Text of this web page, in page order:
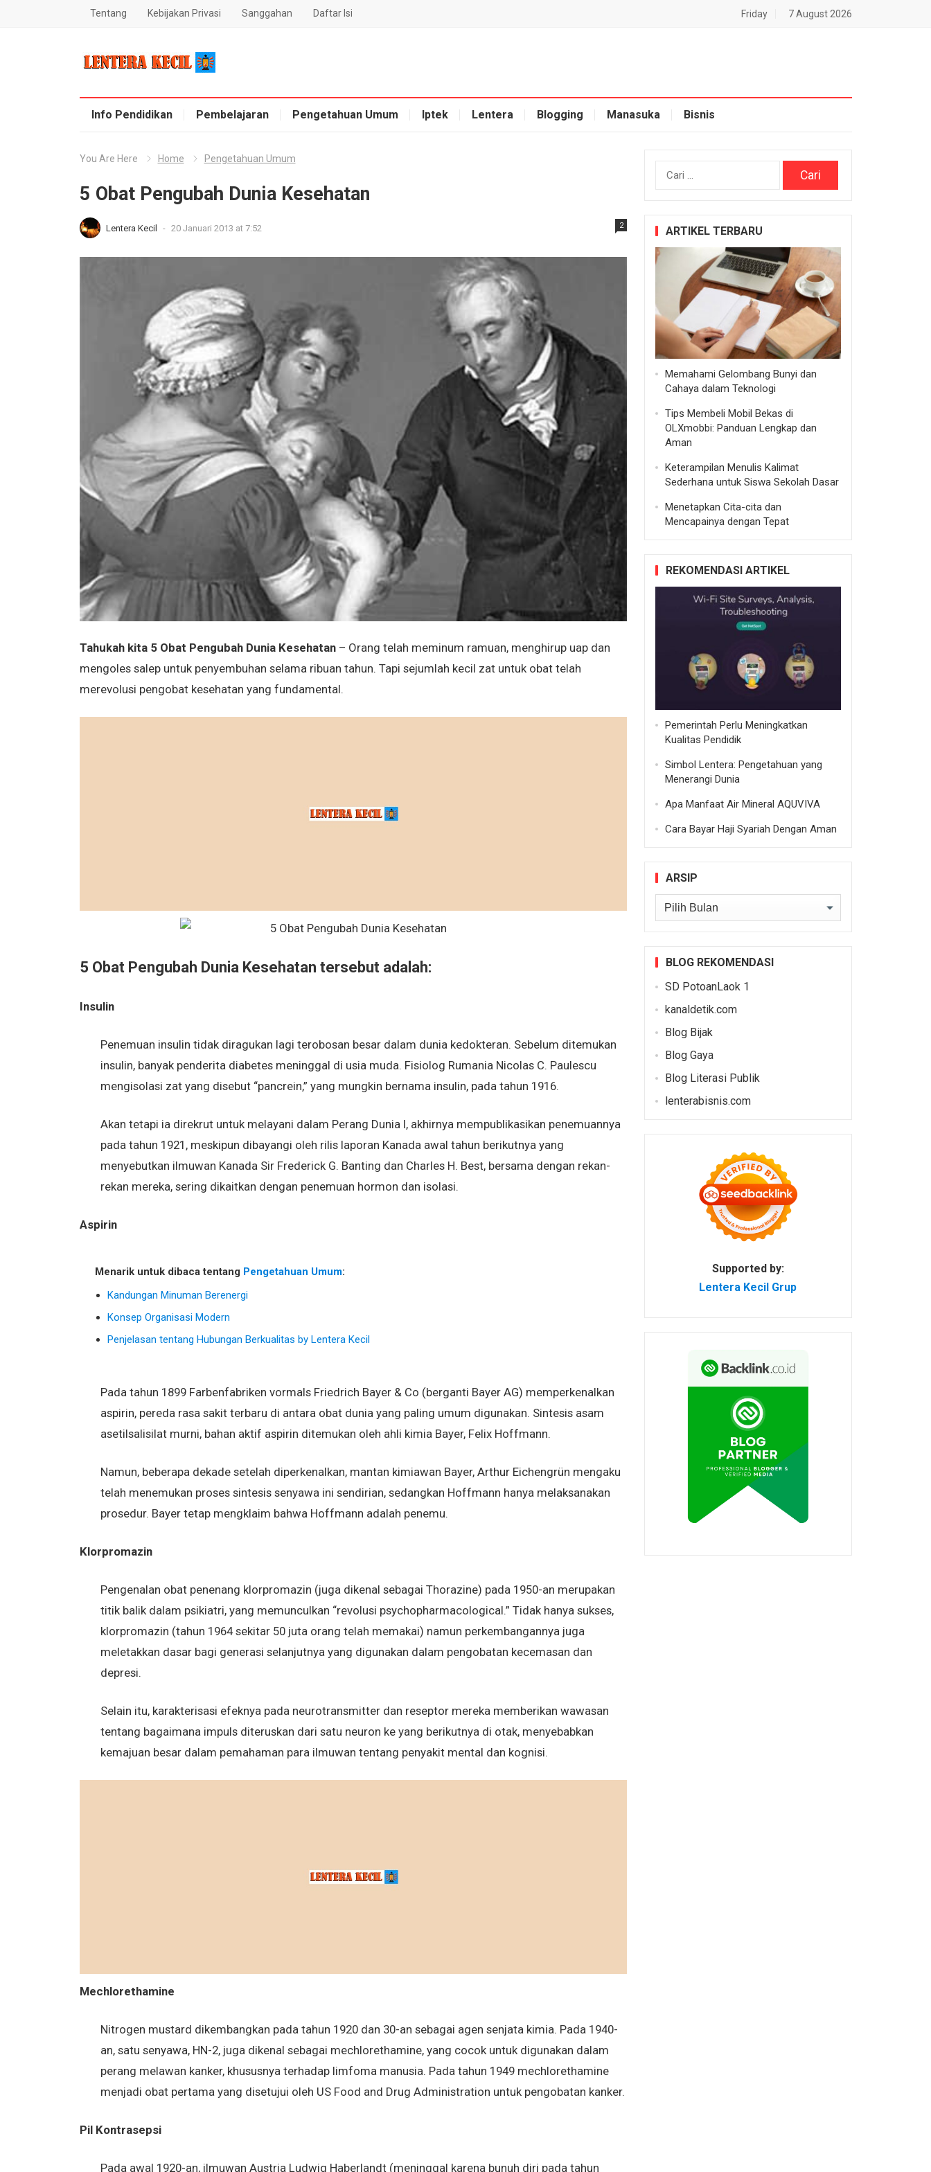
Tentang Kebijakan Privasi Sanggahan Daftar Isi Friday 7 August 2026
Blog Lentera Kecil
Info Pendidikan
Pembelajaran Pengetahuan Umum Iptek Lentera Blogging Manasuka Bisnis
You Are Here Home Pengetahuan Umum
5 Obat Pengubah Dunia Kesehatan
Lentera Kecil - 20 Januari 2013 at 7:52 2
Tahukah kita 5 Obat Pengubah Dunia Kesehatan– Orang telah meminum ramuan, menghirup uap dan
mengoles salep untuk penyembuhan selama ribuan tahun. Tapi sejumlah kecil zat untuk obat telah
merevolusi pengobat kesehatan yang fundamental.
5 Obat Pengubah Dunia Kesehatan tersebut adalah:
Insulin
Penemuan insulin tidak diragukan lagi terobosan besar dalam dunia kedokteran. Sebelum ditemukan
insulin, banyak penderita diabetes meninggal di usia muda. Fisiolog Rumania Nicolas C. Paulescu
mengisolasi zat yang disebut “pancrein,” yang mungkin bernama insulin, pada tahun 1916.
Akan tetapi ia direkrut untuk melayani dalam Perang Dunia I, akhirnya mempublikasikan penemuannya
pada tahun 1921, meskipun dibayangi oleh rilis laporan Kanada awal tahun berikutnya yang
menyebutkan ilmuwan Kanada Sir Frederick G. Banting dan Charles H. Best, bersama dengan rekan-
rekan mereka, sering dikaitkan dengan penemuan hormon dan isolasi.
Aspirin
Menarik untuk dibaca tentang Pengetahuan Umum:
Kandungan Minuman Berenergi
Konsep Organisasi Modern
Penjelasan tentang Hubungan Berkualitas by Lentera Kecil
Pada tahun 1899 Farbenfabriken vormals Friedrich Bayer & Co (berganti Bayer AG) memperkenalkan
aspirin, pereda rasa sakit terbaru di antara obat dunia yang paling umum digunakan. Sintesis asam
asetilsalisilat murni, bahan aktif aspirin ditemukan oleh ahli kimia Bayer, Felix Hoffmann.
Namun, beberapa dekade setelah diperkenalkan, mantan kimiawan Bayer, Arthur Eichengrün mengaku
telah menemukan proses sintesis senyawa ini sendirian, sedangkan Hoffmann hanya melaksanakan
prosedur. Bayer tetap mengklaim bahwa Hoffmann adalah penemu.
Klorpromazin
Pengenalan obat penenang klorpromazin (juga dikenal sebagai Thorazine) pada 1950-an merupakan
titik balik dalam psikiatri, yang memunculkan “revolusi psychopharmacological.” Tidak hanya sukses,
klorpromazin (tahun 1964 sekitar 50 juta orang telah memakai) namun perkembangannya juga
meletakkan dasar bagi generasi selanjutnya yang digunakan dalam pengobatan kecemasan dan
depresi.
Selain itu, karakterisasi efeknya pada neurotransmitter dan reseptor mereka memberikan wawasan
tentang bagaimana impuls diteruskan dari satu neuron ke yang berikutnya di otak, menyebabkan
kemajuan besar dalam pemahaman para ilmuwan tentang penyakit mental dan kognisi.
Mechlorethamine
Nitrogen mustard dikembangkan pada tahun 1920 dan 30-an sebagai agen senjata kimia. Pada 1940-
an, satu senyawa, HN-2, juga dikenal sebagai mechlorethamine, yang cocok untuk digunakan dalam
perang melawan kanker, khususnya terhadap limfoma manusia. Pada tahun 1949 mechlorethamine
menjadi obat pertama yang disetujui oleh US Food and Drug Administration untuk pengobatan kanker.
Pil Kontrasepsi
Pada awal 1920-an, ilmuwan Austria Ludwig Haberlandt (meninggal karena bunuh diri pada tahun
Cari
ARTIKEL TERBARU
Memahami Gelombang Bunyi dan
Cahaya dalam Teknologi
Tips Membeli Mobil Bekas di
OLXmobbi: Panduan Lengkap dan
Aman
Keterampilan Menulis Kalimat
Sederhana untuk Siswa Sekolah Dasar
Menetapkan Cita-cita dan
Mencapainya dengan Tepat
REKOMENDASI ARTIKEL
Pemerintah Perlu Meningkatkan
Kualitas Pendidik
Simbol Lentera: Pengetahuan yang
Menerangi Dunia
Apa Manfaat Air Mineral AQUVIVA
Cara Bayar Haji Syariah Dengan Aman
ARSIP
Arsip
BLOG REKOMENDASI
SD PotoanLaok 1
kanaldetik.com
Blog Bijak
Blog Gaya
Blog Literasi Publik
lenterabisnis.com
Supported by:
Lentera Kecil Grup